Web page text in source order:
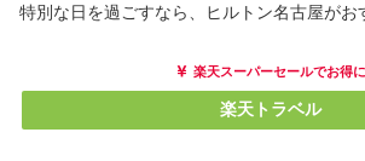
特別な日を過ごすなら、ヒルトン名古屋がお
楽天スーパーセールでお得に
楽天トラベル